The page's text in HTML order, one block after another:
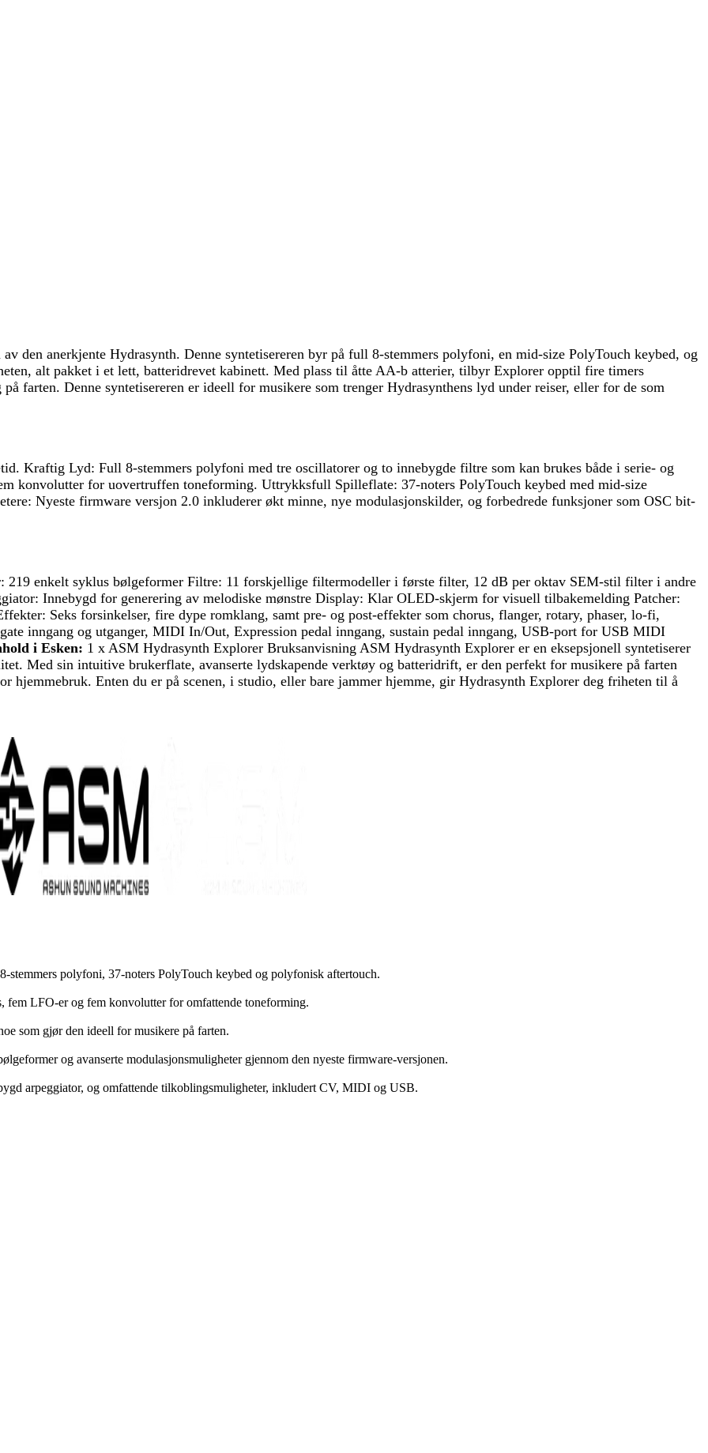
den anerkjente Hydrasynth. Denne syntetisereren byr på full 8-stemmers polyfoni, en mid-size PolyTouch keybed, og
alt pakket i et lett, batteridrevet kabinett. Med plass til åtte AA-b atterier, tilbyr Explorer opptil fire timers
farten. Denne syntetisereren er ideell for musikere som trenger Hydrasynthens lyd under reiser, eller for de som
Kraftig Lyd: Full 8-stemmers polyfoni med tre oscillatorer og to innebygde filtre som kan brukes både i serie- og
konvolutter for uovertruffen toneforming. Uttrykksfull Spilleflate: 37-noters PolyTouch keybed med mid-size
Nyeste firmware versjon 2.0 inkluderer økt minne, nye modulasjonskilder, og forbedrede funksjoner som OSC bit-
219 enkelt syklus bølgeformer Filtre: 11 forskjellige filtermodeller i første filter, 12 dB per oktav SEM-stil filter i andre
Innebygd for generering av melodiske mønstre Display: Klar OLED-skjerm for visuell tilbakemelding Patcher:
Seks forsinkelser, fire dype romklang, samt pre- og post-effekter som chorus, flanger, rotary, phaser, lo-fi,
inngang og utganger, MIDI In/Out, Expression pedal inngang, sustain pedal inngang, USB-port for USB MIDI
i Esken: 1 x ASM Hydrasynth Explorer Bruksanvisning ASM Hydrasynth Explorer er en eksepsjonell syntetiserer
Med sin intuitive brukerflate, avanserte lydskapende verktøy og batteridrift, er den perfekt for musikere på farten
hjemmebruk. Enten du er på scenen, i studio, eller bare jammer hjemme, gir Hydrasynth Explorer deg friheten til å
polyfoni, 37-noters PolyTouch keybed og polyfonisk aftertouch.
fem LFO-er og fem konvolutter for omfattende toneforming.
som gjør den ideell for musikere på farten.
og avanserte modulasjonsmuligheter gjennom den nyeste firmware-versjonen.
arpeggiator, og omfattende tilkoblingsmuligheter, inkludert CV, MIDI og USB.